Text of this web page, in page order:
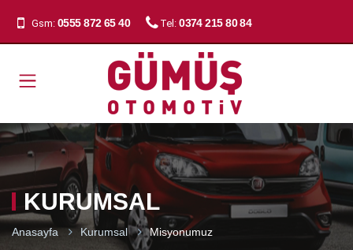
Gsm: 0555 872 65 40 Tel:0374 215 80 84
KURUMSAL
Anasayfa Kurumsal Misyonumuz